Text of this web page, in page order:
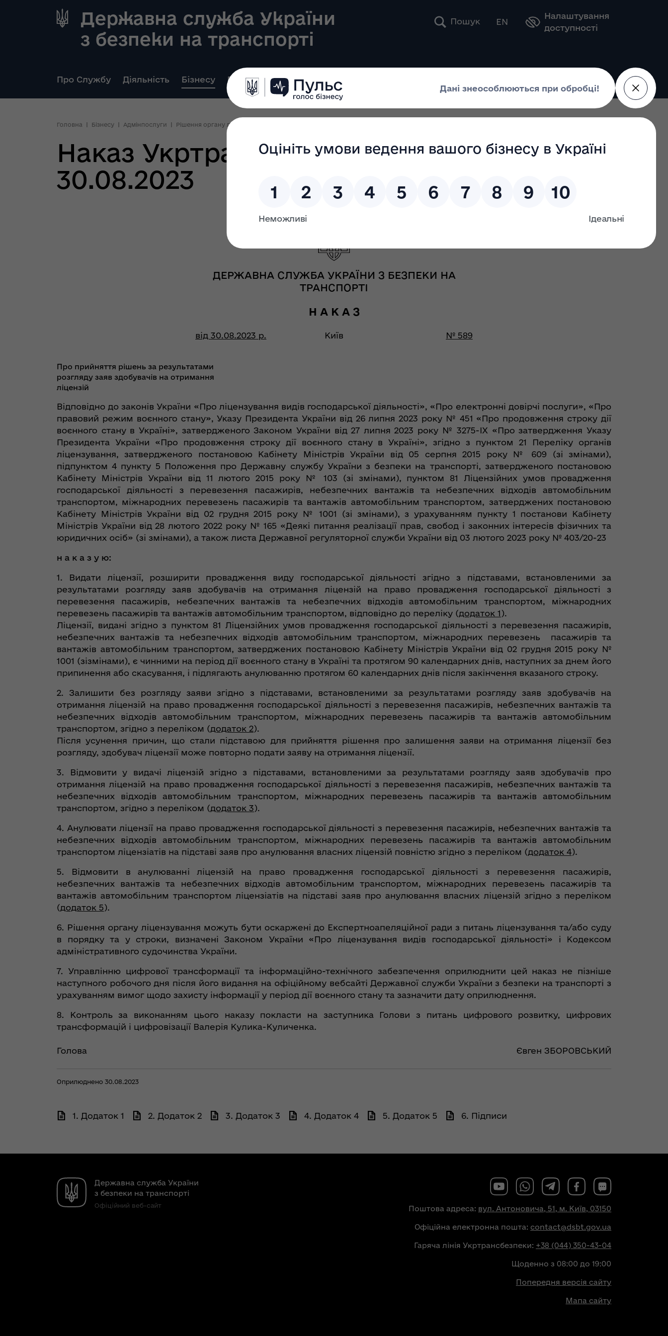
Державна служба України
з безпеки на транспорті
Пошук Оберіть свою мову
EN
Налаштування
доступності
Про Службу Діяльність Бізнесу Реєстри Громадянам
Головна Бізнесу Адмінпослуги Рішення органу ліцензування
Наказ Укртрансбезпеки №589 від
30.08.2023
ДЕРЖАВНА СЛУЖБА УКРАЇНИ З БЕЗПЕКИ НА
ТРАНСПОРТІ
Н А К А З
від 30.08.2023 р. Київ № 589
Про прийняття рішень за результатами
розгляду заяв здобувачів на отримання
ліцензій
Відповідно до законів України «Про ліцензування видів господарської діяльності», «Про електронні довірчі послуги», «Про
правовий режим воєнного стану», Указу Президента України від 26 липня 2023 року № 451 «Про продовження строку дії
воєнного стану в Україні», затвердженого Законом України від 27 липня 2023 року № 3275-IX «Про затвердження Указу
Президента України «Про продовження строку дії воєнного стану в Україні», згідно з пунктом 21 Переліку органів
ліцензування, затвердженого постановою Кабінету Міністрів України від 05 серпня 2015 року № 609 (зі змінами),
підпунктом 4 пункту 5 Положення про Державну службу України з безпеки на транспорті, затвердженого постановою
Кабінету Міністрів України від 11 лютого 2015 року № 103 (зі змінами), пунктом 81 Ліцензійних умов провадження
господарської діяльності з перевезення пасажирів, небезпечних вантажів та небезпечних відходів автомобільним
транспортом, міжнародних перевезень пасажирів та вантажів автомобільним транспортом, затверджених постановою
Кабінету Міністрів України від 02 грудня 2015 року № 1001 (зі змінами), з урахуванням пункту 1 постанови Кабінету
Міністрів України від 28 лютого 2022 року № 165 «Деякі питання реалізації прав, свобод і законних інтересів фізичних та
юридичних осіб» (зі змінами), а також листа Державної регуляторної служби України від 03 лютого 2023 року № 403/20-23
н а к а з у ю:
1. Видати ліцензії, розширити провадження виду господарської діяльності згідно з підставами, встановленими за
результатами розгляду заяв здобувачів на отримання ліцензій на право провадження господарської діяльності з
перевезення пасажирів, небезпечних вантажів та небезпечних відходів автомобільним транспортом, міжнародних
перевезень пасажирів та вантажів автомобільним транспортом, відповідно до переліку (додаток 1).
Ліцензії, видані згідно з пунктом 81 Ліцензійних умов провадження господарської діяльності з перевезення пасажирів,
небезпечних вантажів та небезпечних відходів автомобільним транспортом, міжнародних перевезень пасажирів та
вантажів автомобільним транспортом, затверджених постановою Кабінету Міністрів України від 02 грудня 2015 року №
1001 (зізмінами), є чинними на період дії воєнного стану в Україні та протягом 90 календарних днів, наступних за днем його
припинення або скасування, і підлягають анулюванню протягом 60 календарних днів після закінчення вказаного строку.
2. Залишити без розгляду заяви згідно з підставами, встановленими за результатами розгляду заяв здобувачів на
отримання ліцензій на право провадження господарської діяльності з перевезення пасажирів, небезпечних вантажів та
небезпечних відходів автомобільним транспортом, міжнародних перевезень пасажирів та вантажів автомобільним
транспортом, згідно з переліком (додаток 2).
Після усунення причин, що стали підставою для прийняття рішення про залишення заяви на отримання ліцензії без
розгляду, здобувач ліцензії може повторно подати заяву на отримання ліцензії.
3. Відмовити у видачі ліцензій згідно з підставами, встановленими за результатами розгляду заяв здобувачів про
отримання ліцензій на право провадження господарської діяльності з перевезення пасажирів, небезпечних вантажів та
небезпечних відходів автомобільним транспортом, міжнародних перевезень пасажирів та вантажів автомобільним
транспортом, згідно з переліком (додаток 3).
4. Анулювати ліцензії на право провадження господарської діяльності з перевезення пасажирів, небезпечних вантажів та
небезпечних відходів автомобільним транспортом, міжнародних перевезень пасажирів та вантажів автомобільним
транспортом ліцензіатів на підставі заяв про анулювання власних ліцензій повністю згідно з переліком (додаток 4).
5. Відмовити в анулюванні ліцензій на право провадження господарської діяльності з перевезення пасажирів,
небезпечних вантажів та небезпечних відходів автомобільним транспортом, міжнародних перевезень пасажирів та
вантажів автомобільним транспортом ліцензіатів на підставі заяв про анулювання власних ліцензій згідно з переліком
(додаток 5).
6. Рішення органу ліцензування можуть бути оскаржені до Експертноапеляційної ради з питань ліцензування та/або суду
в порядку та у строки, визначені Законом України «Про ліцензування видів господарської діяльності» і Кодексом
адміністративного судочинства України.
7. Управлінню цифрової трансформації та інформаційно-технічного забезпечення оприлюднити цей наказ не пізніше
наступного робочого дня після його видання на офіційному вебсайті Державної служби України з безпеки на транспорті з
урахуванням вимог щодо захисту інформації у період дії воєнного стану та зазначити дату оприлюднення.
8. Контроль за виконанням цього наказу покласти на заступника Голови з питань цифрового розвитку, цифрових
трансформацій і цифровізації Валерія Кулика-Куличенка.
Голова Євген ЗБОРОВСЬКИЙ
Оприлюднено 30.08.2023
1. Додаток 1 2. Додаток 2 3. Додаток 3 4. Додаток 4 5. Додаток 5 6. Підписи
Державна служба України
з безпеки на транспорті
Офіційний веб-сайт Поштова адреса: вул. Антоновича, 51, м. Київ, 03150
Офіційна електронна пошта: contact@dsbt.gov.ua
Гаряча лінія Укртрансбезпеки: +38 (044) 350-43-04
Щоденно з 08:00 до 19:00
Попередня версія сайту
Мапа сайту